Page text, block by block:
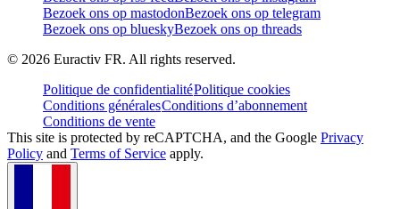
Bezoek ons op mastodonBezoek ons op telegram
Bezoek ons op blueskyBezoek ons op threads
© 2026 Euractiv FR. All rights reserved.
Politique de confidentialitéPolitique cookies
Conditions généralesConditions d’abonnement
Conditions de vente
This site is protected by reCAPTCHA, and the Google Privacy
Policy and Terms of Service apply.